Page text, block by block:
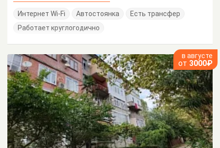
Интернет Wi-Fi Автостоянка
Есть трансфер
Работает круглогодично
в августе
от 3000₽